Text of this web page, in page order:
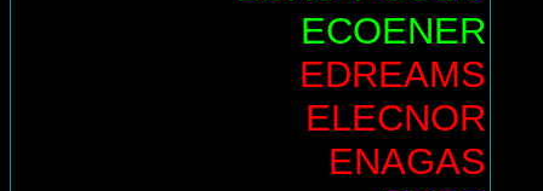
ECOENER
EDREAMS
ELECNOR
ENAGAS